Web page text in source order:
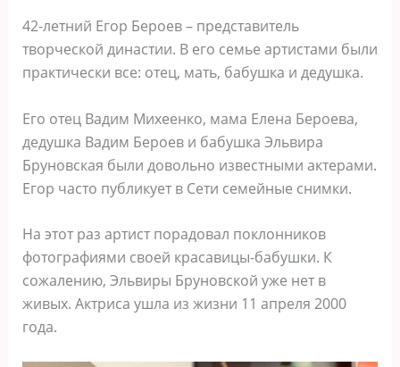
42-летний Егор Бероев – представитель
творческой династии. В его семье артистами были
практически все: отец, мать, бабушка и дедушка.
Его отец Вадим Михеенко, мама Елена Бероева,
дедушка Вадим Бероев и бабушка Эльвира
Бруновская были довольно известными актерами.
Егор часто публикует в Сети семейные снимки.
На этот раз артист порадовал поклонников
фотографиями своей красавицы-бабушки. К
сожалению, Эльвиры Бруновской уже нет в
живых. Актриса ушла из жизни 11 апреля 2000
года.